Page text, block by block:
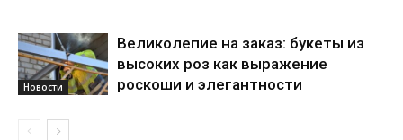
Новости
Великолепие на заказ: букеты из
высоких роз как выражение
роскоши и элегантности